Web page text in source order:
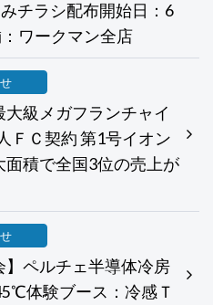
チラシ配布開始日：6
ワークマン全店
大級メガフランチャイ
ＦＣ契約 第1号イオン
積で全国3位の売上が
】ペルチェ半導体冷房
体験ブース：冷感Ｔ